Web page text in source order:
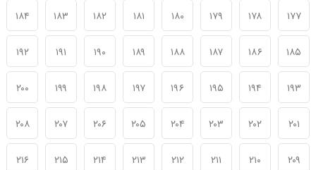
۱۷۷ ۱۷۸ ۱۷۹ ۱۸۰ ۱۸۱ ۱۸۲ ۱۸۳ ۱۸۴
۱۸۵ ۱۸۶ ۱۸۷ ۱۸۸ ۱۸۹ ۱۹۰ ۱۹۱ ۱۹۲
۱۹۳ ۱۹۴ ۱۹۵ ۱۹۶ ۱۹۷ ۱۹۸ ۱۹۹ ۲۰۰
۲۰۱ ۲۰۲ ۲۰۳ ۲۰۴ ۲۰۵ ۲۰۶ ۲۰۷ ۲۰۸
۲۰۹ ۲۱۰ ۲۱۱ ۲۱۲ ۲۱۳ ۲۱۴ ۲۱۵ ۲۱۶